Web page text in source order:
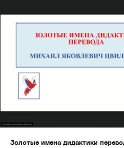
Золотые имена дидактики